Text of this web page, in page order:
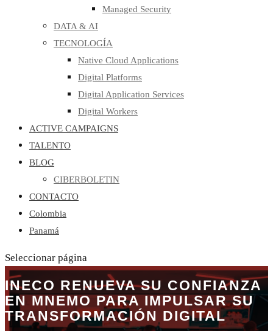
Managed Security
DATA & AI
TECNOLOGÍA
Native Cloud Applications
Digital Platforms
Digital Application Services
Digital Workers
ACTIVE CAMPAIGNS
TALENTO
BLOG
CIBERBOLETIN
CONTACTO
Colombia
Panamá
Seleccionar página
INECO RENUEVA SU CONFIANZA
EN MNEMO PARA IMPULSAR SU
TRANSFORMACIÓN DIGITAL